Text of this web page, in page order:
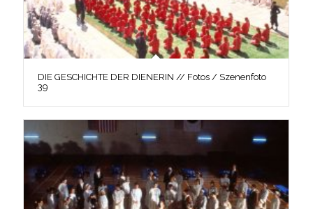
DIE GESCHICHTE DER DIENERIN // Fotos / Szenenfoto
39